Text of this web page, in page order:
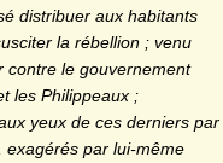
distribuer aux habitants
la rébellion ; venu
contre le gouvernement
les Philippeaux ;
yeux de ces derniers par
exagérés par lui-même